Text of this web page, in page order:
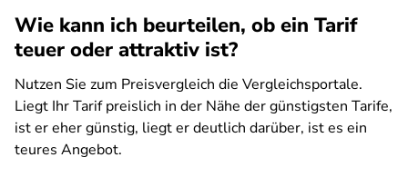
Wie kann ich beurteilen, ob ein Tarif
teuer oder attraktiv ist?
Nutzen Sie zum Preisvergleich die Vergleichsportale.
Liegt Ihr Tarif preislich in der Nähe der günstigsten Tarife,
ist er eher günstig, liegt er deutlich darüber, ist es ein
teures Angebot.